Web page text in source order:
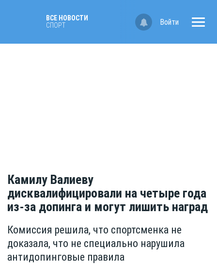
ВСЕ НОВОСТИ
СПОРТ
Войти
Камилу Валиеву
дисквалифицировали на четыре года
из-за допинга и могут лишить наград
Комиссия решила, что спортсменка не
доказала, что не специально нарушила
антидопинговые правила